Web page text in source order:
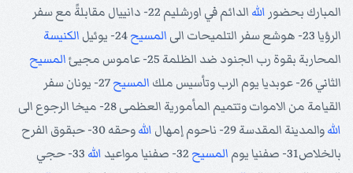
المبارك بحضور الله
الدائم في اورشليم 22- دانييال مقابلةً مع سفر
الرؤيا 23- هوشع سفر التلميحات الى
المسيح
الكنيسة
المحاربة بقوة رب الجنود ضد الظلمة 25- عاموس مجيئ
المسيح
الثاني 26- عوبديا يوم الرب وتأسيس ملك
المسيح
27- يونان سفر
القيامة من الاموات وتتميم المأمورية العظمى 28- ميخا الرجوع الى
اللهوالمدينة المقدسة 29- ناحوم إمهال الله
وحقه 30- حبقوق الفرح
بالخلاص31- صفنيا يوم
المسيح الله
33- حجي